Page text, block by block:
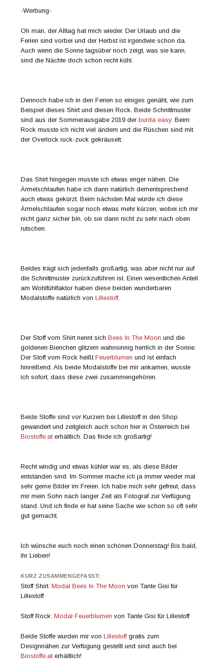
-Werbung-
Oh man, der Alltag hat mich wieder. Der Urlaub und die
Ferien sind vorbei und der Herbst ist irgendwie schon da.
Auch wenn die Sonne tagsüber noch zeigt, was sie kann,
sind die Nächte doch schon recht kühl.
Dennoch habe ich in den Ferien so einiges genäht, wie zum
Beispiel dieses Shirt und diesen Rock. Beide Schnittmuster
sind aus der Sommerausgabe 2019 derburda easy. Beim
Rock musste ich nicht viel ändern und die Rüschen sind mit
der Overlock ruck-zuck gekräuselt.
Das Shirt hingegen musste ich etwas enger nähen. Die
Ärmelschlaufen habe ich dann natürlich dementsprechend
auch etwas gekürzt. Beim nächsten Mal würde ich diese
Ärmelschlaufen sogar noch etwas mehr kürzen, wobei ich mir
nicht ganz sicher bin, ob sie dann nicht zu sehr nach oben
rutschen.
Beides trägt sich jedenfalls großartig, was aber nicht nur auf
die Schnittmuster zurückzuführen ist. Einen wesentlichen Anteil
am Wohlfühlfaktor haben diese beiden wunderbaren
Modalstoffe natürlich vonLillestoff.
Der Stoff vom Shirt nennt sichBees In The Moon und die
goldenen Bienchen glitzern wahnsinnig herrlich in der Sonne.
Der Stoff vom Rock heißtFeuerblumen und ist einfach
hinreißend. Als beide Modalstoffe bei mir ankamen, wusste
ich sofort, dass diese zwei zusammengehören.
Beide Stoffe sind vor Kurzem bei Lillestoff in den Shop
gewandert und zeitgleich auch schon hier in Österreich bei
Biostoffe.aterhältlich. Das finde ich großartig!
Recht windig und etwas kühler war es, als diese Bilder
entstanden sind. Im Sommer mache ich ja immer wieder mal
sehr gerne Bilder im Freien. Ich habe mich sehr gefreut, dass
mir mein Sohn nach langer Zeit als Fotograf zur Verfügung
stand. Und ich finde er hat seine Sache wie schon so oft sehr
gut gemacht.
Ich wünsche euch noch einen schönen Donnerstag! Bis bald,
ihr Lieben!
KURZ ZUSAMMENGEFASST:
Stoff Shirt:Modal Bees In The Moon von Tante Gisi für
Lillestoff
Stoff Rock:Modal Feuerblumen von Tante Gisi für Lillestoff
Beide Stoffe wurden mir vonLillestoffgratis zum
Designnähen zur Verfügung gestellt und sind auch bei
Biostoffe.aterhältlich!